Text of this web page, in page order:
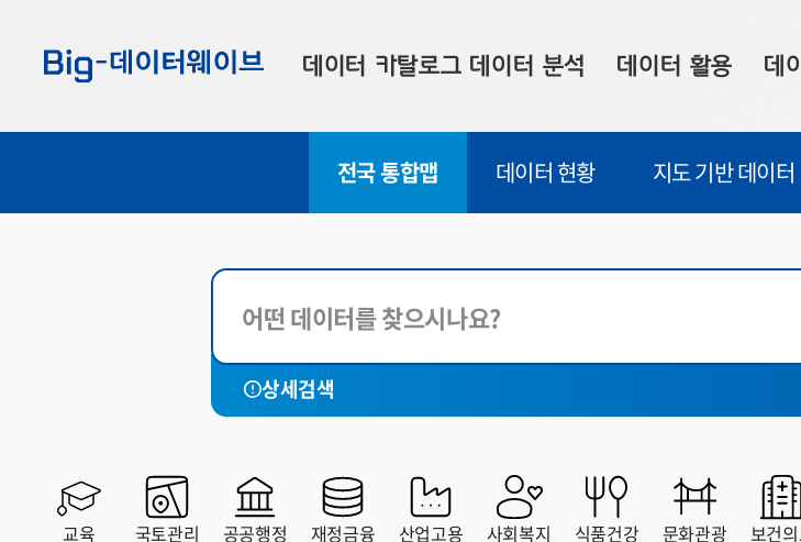
기
기
기
데이터 카탈로그
부산데이터
연계 데이터
데이터 제공 신청
데이터 오류 신고
데이터 분석
우수사례
데이터 활용
시각화 서비스
주소 좌표 변환
데
맞
판
마
전국 통합맵 데이터 현황 지도 기반 데이터
상세검색
전체
세종특별자치시
서울특별시
대구광역시
인천광역시
울산광역시
경기도
충청북도
충청남도
전라남도
경상북도
전체
공간융합
디지털산업혁신
산림
교육 국토관리 공공행정 재정금융 산업고용 사회복지 식품건강 문화관광 보건